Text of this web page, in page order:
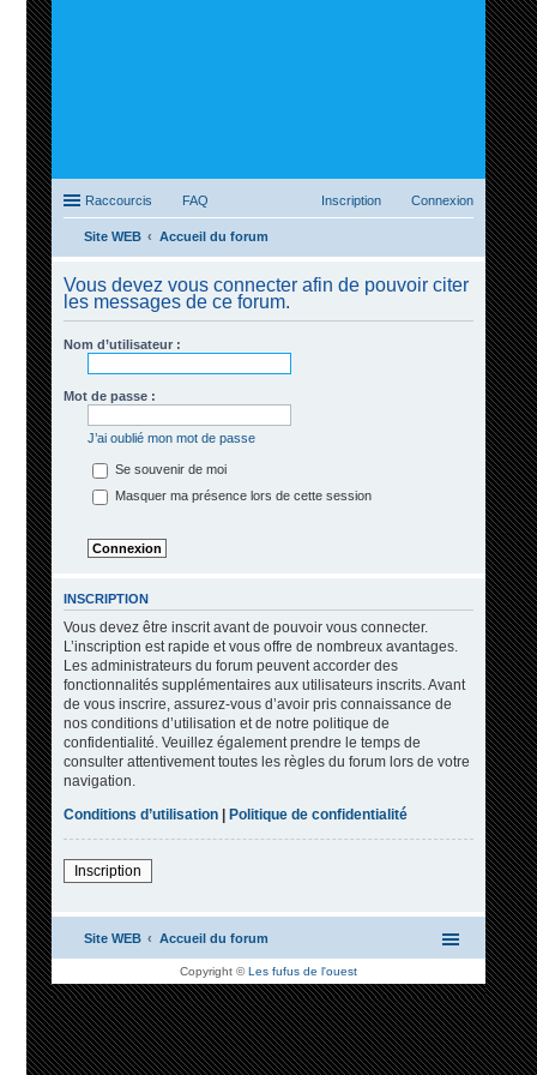
Raccourcis FAQ Connexion
Inscription
Site WEB
Accueil du forum
her
ch
Vous devez vous connecter afin de pouvoir citer
les messages de ce forum.
Nom d’utilisateur :
Mot de passe :
J’ai oublié mon mot de passe
Se souvenir de moi
Masquer ma présence lors de cette session
INSCRIPTION
Vous devez être inscrit avant de pouvoir vous connecter.
L’inscription est rapide et vous offre de nombreux avantages.
Les administrateurs du forum peuvent accorder des
fonctionnalités supplémentaires aux utilisateurs inscrits. Avant
de vous inscrire, assurez-vous d’avoir pris connaissance de
nos conditions d’utilisation et de notre politique de
confidentialité. Veuillez également prendre le temps de
consulter attentivement toutes les règles du forum lors de votre
navigation.
Conditions d’utilisation| Politique de confidentialité
Inscription
Site WEB Accueil du forum
Copyright ©Les fufus de l'ouest